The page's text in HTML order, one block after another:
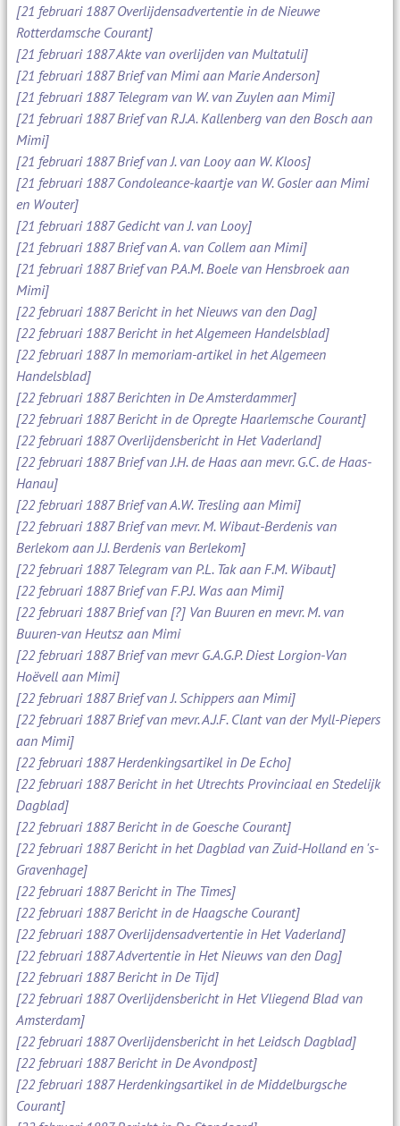
[21 februari 1887 Overlijdensadvertentie in de Nieuwe
Rotterdamsche Courant]
[21 februari 1887 Akte van overlijden van Multatuli]
[21 februari 1887 Brief van Mimi aan Marie Anderson]
[21 februari 1887 Telegram van W. van Zuylen aan Mimi]
[21 februari 1887 Brief van R.J.A. Kallenberg van den Bosch aan
Mimi]
[21 februari 1887 Brief van J. van Looy aan W. Kloos]
[21 februari 1887 Condoleance-kaartje van W. Gosler aan Mimi
en Wouter]
[21 februari 1887 Gedicht van J. van Looy]
[21 februari 1887 Brief van A. van Collem aan Mimi]
[21 februari 1887 Brief van P.A.M. Boele van Hensbroek aan
Mimi]
[22 februari 1887 Bericht in het Nieuws van den Dag]
[22 februari 1887 Bericht in het Algemeen Handelsblad]
[22 februari 1887 In memoriam-artikel in het Algemeen
Handelsblad]
[22 februari 1887 Berichten in De Amsterdammer]
[22 februari 1887 Bericht in de Opregte Haarlemsche Courant]
[22 februari 1887 Overlijdensbericht in Het Vaderland]
[22 februari 1887 Brief van J.H. de Haas aan mevr. G.C. de Haas-
Hanau]
[22 februari 1887 Brief van A.W. Tresling aan Mimi]
[22 februari 1887 Brief van mevr. M. Wibaut-Berdenis van
Berlekom aan J.J. Berdenis van Berlekom]
[22 februari 1887 Telegram van P.L. Tak aan F.M. Wibaut]
[22 februari 1887 Brief van F.P.J. Was aan Mimi]
[22 februari 1887 Brief van [?] Van Buuren en mevr. M. van
Buuren-van Heutsz aan Mimi
[22 februari 1887 Brief van mevr G.A.G.P. Diest Lorgion-Van
Hoëvell aan Mimi]
[22 februari 1887 Brief van J. Schippers aan Mimi]
[22 februari 1887 Brief van mevr. A.J.F. Clant van der Myll-Piepers
aan Mimi]
[22 februari 1887 Herdenkingsartikel in De Echo]
[22 februari 1887 Bericht in het Utrechts Provinciaal en Stedelijk
Dagblad]
[22 februari 1887 Bericht in de Goesche Courant]
[22 februari 1887 Bericht in het Dagblad van Zuid-Holland en 's-
Gravenhage]
[22 februari 1887 Bericht in The Times]
[22 februari 1887 Bericht in de Haagsche Courant]
[22 februari 1887 Overlijdensadvertentie in Het Vaderland]
[22 februari 1887 Advertentie in Het Nieuws van den Dag]
[22 februari 1887 Bericht in De Tijd]
[22 februari 1887 Overlijdensbericht in Het Vliegend Blad van
Amsterdam]
[22 februari 1887 Overlijdensbericht in het Leidsch Dagblad]
[22 februari 1887 Bericht in De Avondpost]
[22 februari 1887 Herdenkingsartikel in de Middelburgsche
Courant]